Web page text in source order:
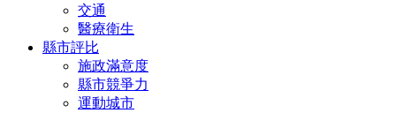
交通
醫療衛生
縣市評比
施政滿意度
縣市競爭力
運動城市